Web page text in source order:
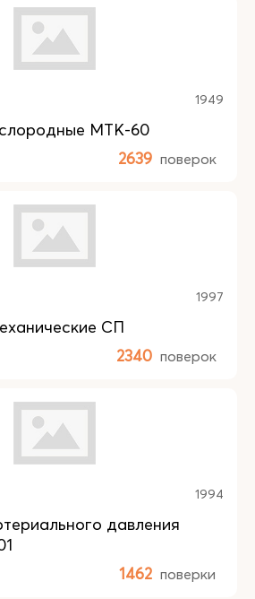
1949
МТК-60
2639 поверок
1997
СП
2340 поверок
1994
давления
1462 поверки